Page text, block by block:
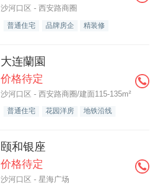
沙河口区 - 西安路商圈
普通住宅 品牌房企 精装修
大连蘭園
价格待定
沙河口区 - 西安路商圈/建面115-135m²
普通住宅 花园洋房 地铁沿线
颐和银座
价格待定
沙河口区 - 星海广场